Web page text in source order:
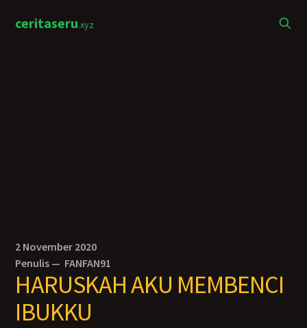
ceritaseru.xyz
2 November 2020
Penulis — FANFAN91
HARUSKAH AKU MEMBENCI
IBUKKU